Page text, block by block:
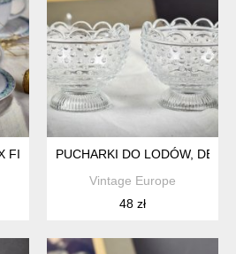
FILIŻANKA, SYGNOWANE ARZBERG,
PUCHARKI DO LODÓW,
Vintage Europe
48 zł